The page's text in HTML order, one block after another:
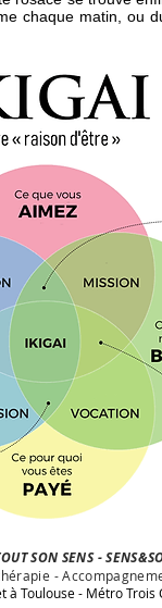
chaque matin, ou
SON SENS -
-
à Toulouse - Métro Trois